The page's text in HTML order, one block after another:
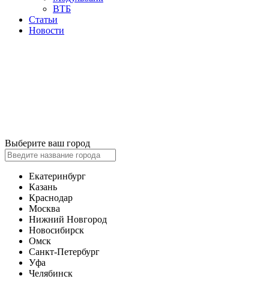
ВТБ
Статьи
Новости
Выберите ваш город
Екатеринбург
Казань
Краснодар
Москва
Нижний Новгород
Новосибирск
Омск
Санкт-Петербург
Уфа
Челябинск